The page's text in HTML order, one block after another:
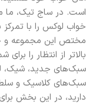
است. در ساج تیک، ما
خواب لوکس را با
مختص این مجموعه و
بالاتر از انتظار را
سبک‌های جدید، شیک،
سبک‌های کلاسیک و
دارید، در این بخش